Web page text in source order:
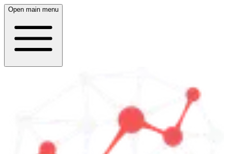
Open main menu